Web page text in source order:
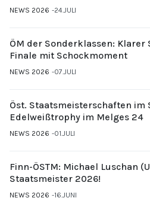
NEWS 2026 24.JULI
ÖM der Sonderklassen: Klarer
Finale mit Schockmoment
NEWS 2026 07.JULI
Öst. Staatsmeisterschaften im
Edelweißtrophy im Melges 24
NEWS 2026 01.JULI
Finn-ÖSTM: Michael Luschan
Staatsmeister 2026!
NEWS 2026 16.JUNI